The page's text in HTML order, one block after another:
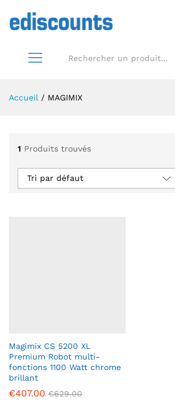
Accueil / MAGIMIX
1 Produits trouvés
Tri par défaut
Magimix CS 5200 XL
Premium Robot multi-
fonctions 1100 Watt chrome
brillant
€407.00 €629.00